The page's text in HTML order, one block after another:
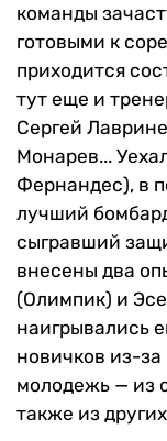
команды
готовыми к
приходится
тут еще и
Сергей
Монарев...
Фернандес), в
лучший
сыгравший
внесены два
(Олимпик) и
наигрывались
новичков из-
молодежь — из
также из